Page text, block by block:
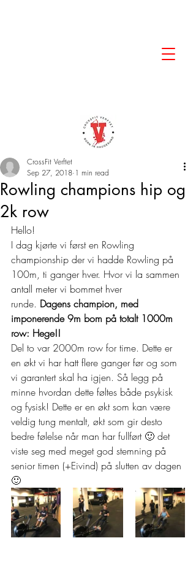
Rowling champions hip og
2k row
CrossFit Verftet
Sep 27, 2018 1 min read
Hello!
I dag kjørte vi først en Rowling
championship der vi hadde Rowling på
100m, ti ganger hver. Hvor vi la sammen
antall meter vi bommet hver
runde. Dagens champion, med
imponerende 9m bom på totalt 1000m
row: Hege!!
Del to var 2000m row for time. Dette er
en økt vi har hatt flere ganger før og som
vi garantert skal ha igjen. Så legg på
minne hvordan dette føltes både psykisk
og fysisk! Dette er en økt som kan være
veldig tung mentalt, økt som gir desto
bedre følelse når man har fullført 🙂 det
viste seg med meget god stemning på
senior timen (+Eivind) på slutten av dagen
🙂